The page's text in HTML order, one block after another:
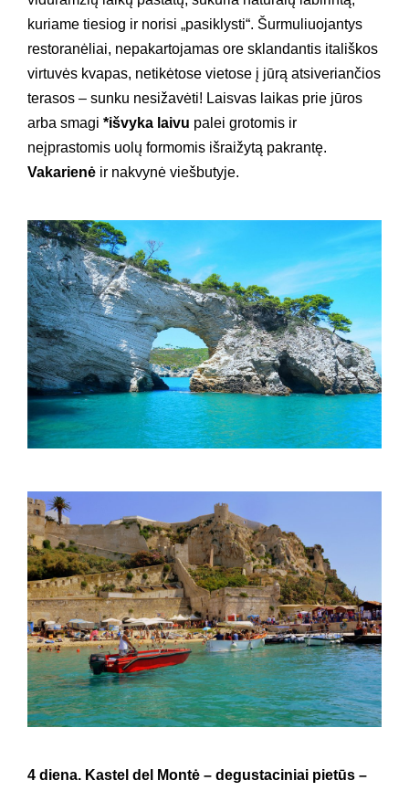
kuriame tiesiog ir norisi „pasiklysti“. Šurmuliuojantys
restoranėliai, nepakartojamas ore sklandantis itališkos
virtuvės kvapas, netikėtose vietose į jūrą atsiveriančios
terasos – sunku nesižavėti! Laisvas laikas prie jūros
arba smagi *išvyka laivu palei grotomis ir
neįprastomis uolų formomis išraižytą pakrantę.
Vakarienė ir nakvynė viešbutyje.
4 diena. Kastel del Montė – degustaciniai pietūs –